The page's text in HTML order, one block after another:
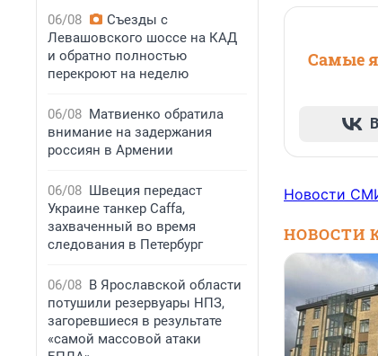
06/08
Съезды с
Левашовского шоссе на КАД
и обратно полностью
перекроют на неделю
06/08 Матвиенко обратила
внимание на задержания
россиян в Армении
06/08 Швеция передаст
Украине танкер Caffa,
захваченный во время
следования в Петербург
06/08 В Ярославской области
потушили резервуары НПЗ,
загоревшиеся в результате
«самой массовой атаки
Самые
Новости
НОВОСТИ